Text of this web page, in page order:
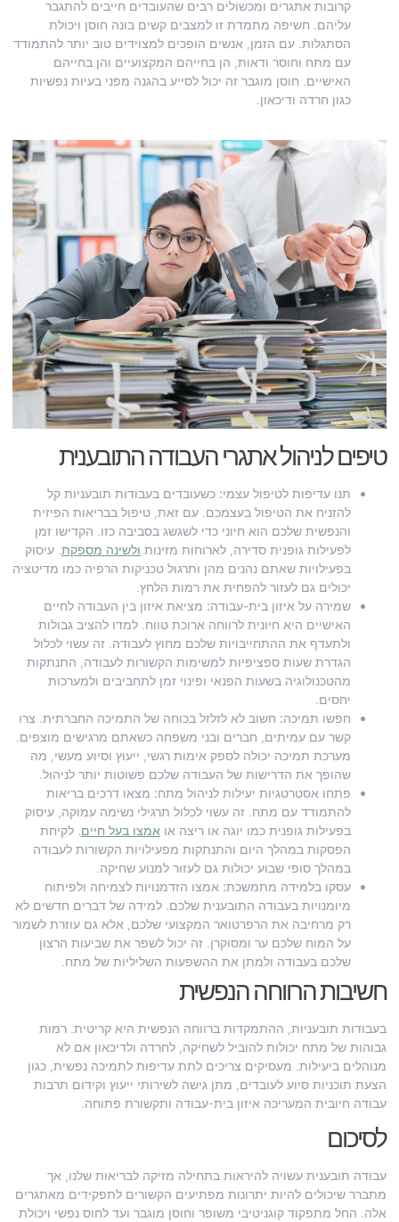
קרובות אתגרים ומכשולים רבים שהעובדים חייבים להתגבר
עליהם. חשיפה מתמדת זו למצבים קשים בונה חוסן ויכולת
הסתגלות. עם הזמן, אנשים הופכים למצוידים טוב יותר להתמודד
עם מתח וחוסר ודאות, הן בחייהם המקצועיים והן בחייהם
האישיים. חוסן מוגבר זה יכול לסייע בהגנה מפני בעיות נפשיות
כגון חרדה ודיכאון.
טיפים לניהול אתגרי העבודה התובענית
תנו עדיפות לטיפול עצמי: כשעובדים בעבודות תובעניות קל
להזניח את הטיפול בעצמכם. עם זאת, טיפול בבריאות הפיזית
והנפשית שלכם הוא חיוני כדי לשגשג בסביבה כזו. הקדישו זמן
לפעילות גופנית סדירה, לארוחות מזינות ולשינה מספקת . עיסוק
בפעילויות שאתם נהנים מהן ותרגול טכניקות הרפיה כמו מדיטציה
יכולים גם לעזור להפחית את רמות הלחץ.
שמירה על איזון בית-עבודה: מציאת איזון בין העבודה לחיים
האישיים היא חיונית לרווחה ארוכת טווח. למדו להציב גבולות
ולתעדף את ההתחייבויות שלכם מחוץ לעבודה. זה עשוי לכלול
הגדרת שעות ספציפיות למשימות הקשורות לעבודה, התנתקות
מהטכנולוגיה בשעות הפנאי ופינוי זמן לתחביבים ולמערכות
יחסים.
חפשו תמיכה: חשוב לא לזלזל בכוחה של התמיכה החברתית. צרו
קשר עם עמיתים, חברים ובני משפחה כשאתם מרגישים מוצפים.
מערכת תמיכה יכולה לספק אימות רגשי, ייעוץ וסיוע מעשי, מה
שהופך את הדרישות של העבודה שלכם פשוטות יותר לניהול.
פתחו אסטרטגיות יעילות לניהול מתח: מצאו דרכים בריאות
להתמודד עם מתח. זה עשוי לכלול תרגילי נשימה עמוקה, עיסוק
בפעילות גופנית כמו יוגה או ריצה או אמצו בעל חיים . לקיחת
הפסקות במהלך היום והתנתקות מפעילויות הקשורות לעבודה
במהלך סופי שבוע יכולות גם לעזור למנוע שחיקה.
עסקו בלמידה מתמשכת: אמצו הזדמנויות לצמיחה ולפיתוח
מיומנויות בעבודה התובענית שלכם. למידה של דברים חדשים לא
רק מרחיבה את הרפרטואר המקצועי שלכם, אלא גם עוזרת לשמור
על המוח שלכם ער ומסוקרן. זה יכול לשפר את שביעות הרצון
שלכם בעבודה ולמתן את ההשפעות השליליות של מתח.
חשיבות הרווחה הנפשית
בעבודות תובעניות, ההתמקדות ברווחה הנפשית היא קריטית. רמות
גבוהות של מתח יכולות להוביל לשחיקה, לחרדה ולדיכאון אם לא
מנוהלים ביעילות. מעסיקים צריכים לתת עדיפות לתמיכה נפשית, כגון
הצעת תוכניות סיוע לעובדים, מתן גישה לשירותי ייעוץ וקידום תרבות
עבודה חיובית המעריכה איזון בית-עבודה ותקשורת פתוחה.
לסיכום
עבודה תובענית עשויה להיראות בתחילה מזיקה לבריאות שלנו, אך
מתברר שיכולים להיות יתרונות מפתיעים הקשורים לתפקידים מאתגרים
אלה. החל מתפקוד קוגניטיבי משופר וחוסן מוגבר ועד לחוס נפשי ויכולת